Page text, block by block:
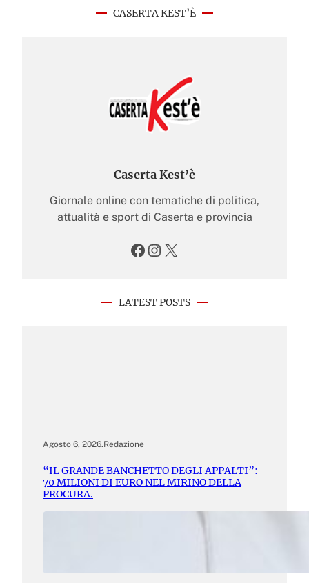
CASERTA KEST’È
Caserta Kest’è
Giornale online con tematiche di politica,
attualità e sport di Caserta e provincia
Facebook Instagram X
LATEST POSTS
Agosto 6, 2026.Redazione
“IL GRANDE BANCHETTO DEGLI APPALTI”:
70 MILIONI DI EURO NEL MIRINO DELLA
PROCURA.